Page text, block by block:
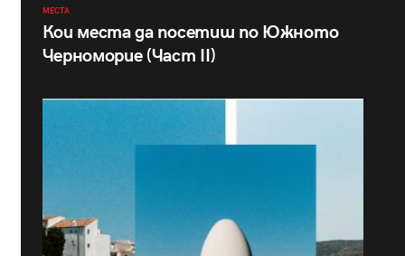
МЕСТА
Кои места да посетиш по Южното
Черноморие (Част II)